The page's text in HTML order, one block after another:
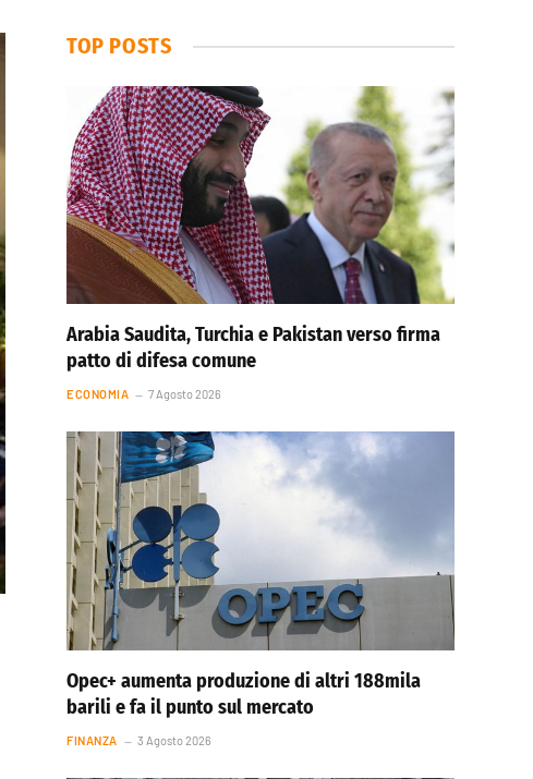
TOP POSTS
Arabia Saudita, Turchia e Pakistan verso firma
patto di difesa comune
ECONOMIA 7 Agosto 2026
Opec+ aumenta produzione di altri 188mila
barili e fa il punto sul mercato
FINANZA 3 Agosto 2026